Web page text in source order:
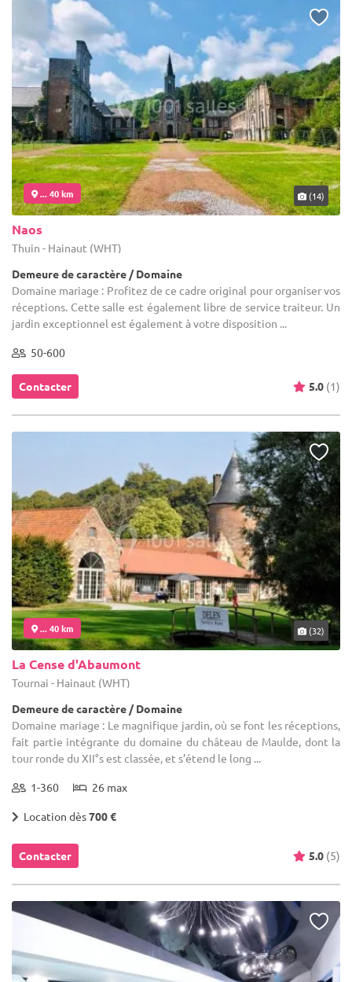
... 40 km (14)
Naos
Thuin - Hainaut (WHT)
Demeure de caractère / Domaine
Domaine mariage : Profitez de ce cadre original pour organiser vos
réceptions. Cette salle est également libre de service traiteur. Un
jardin exceptionnel est également à votre disposition ...
50-600
Contacter 5.0 (1)
... 40 km (32)
La Cense d'Abaumont
Tournai - Hainaut (WHT)
Demeure de caractère / Domaine
Domaine mariage : Le magnifique jardin, où se font les réceptions,
fait partie intégrante du domaine du château de Maulde, dont la
tour ronde du XII°s est classée, et s’étend le long ...
1-360 26 max
Location dès700 €
Contacter 5.0 (5)